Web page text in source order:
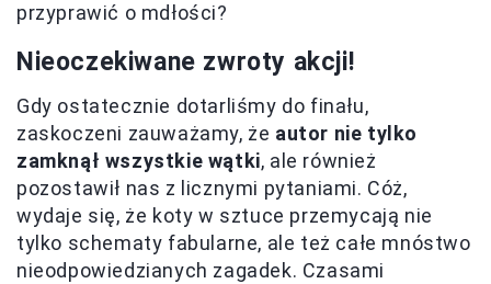
przyprawić o mdłości?
Nieoczekiwane zwroty akcji!
Gdy ostatecznie dotarliśmy do finału,
zaskoczeni zauważamy, że autor nie tylko
zamknął wszystkie wątki, ale również
pozostawił nas z licznymi pytaniami. Cóż,
wydaje się, że koty w sztuce przemycają nie
tylko schematy fabularne, ale też całe mnóstwo
nieodpowiedzianych zagadek. Czasami